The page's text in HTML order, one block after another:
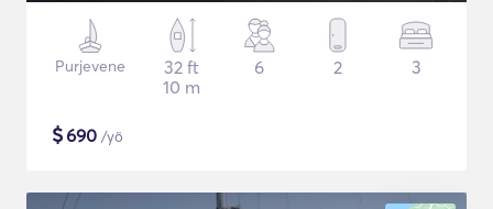
Purjevene
32 ft
10 m
6 2 3
$690 /yö